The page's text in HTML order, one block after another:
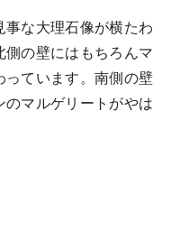
な大理石像が横たわ
側の壁にはもちろんマ
っています。南側の壁
マルゲリートがやは